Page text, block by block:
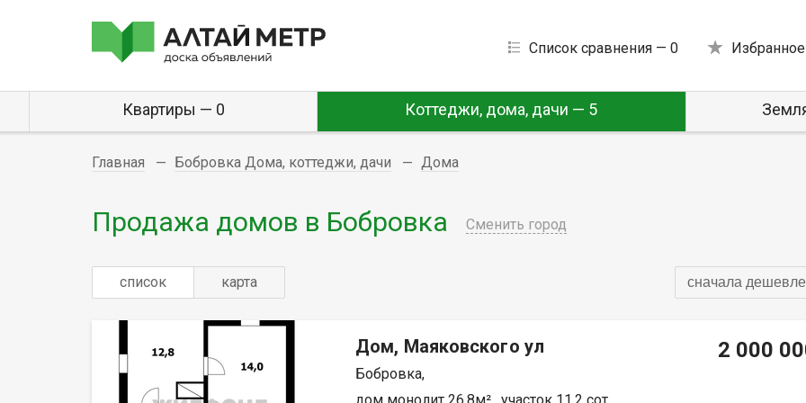
Список сравнения — 0
Квартиры — 0 Коттеджи, дома, дачи — 5
Главная Бобровка Дома, коттеджи, дачи Дома
Продажа домов в Бобровка Сменить город
список карта сначала дешевле
Дом, Маяковского ул
Бобровка,
2 000